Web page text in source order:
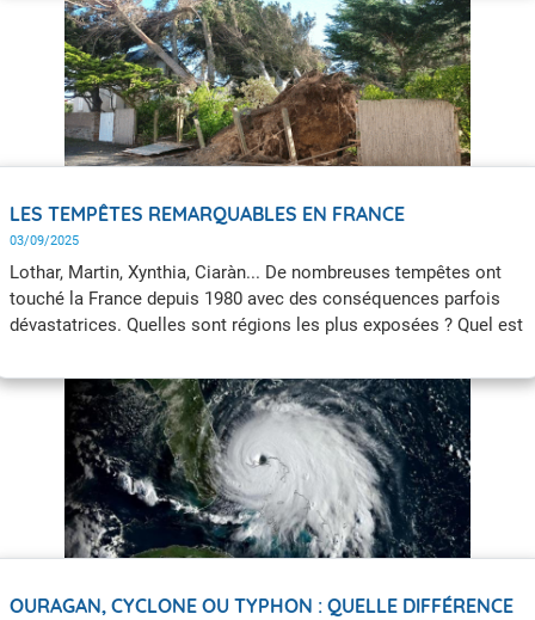
une période donnée.
LES TEMPÊTES REMARQUABLES EN FRANCE
03/09/2025
Lothar, Martin, Xynthia, Ciaràn... De nombreuses tempêtes ont
touché la France depuis 1980 avec des conséquences parfois
dévastatrices. Quelles sont régions les plus exposées ? Quel est
OURAGAN, CYCLONE OU TYPHON : QUELLE DIFFÉRENCE